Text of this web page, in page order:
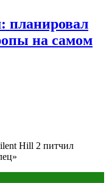
на самом
Hill 2 питчил